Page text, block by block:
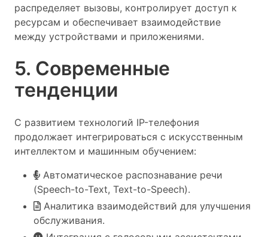
распределяет вызовы, контролирует доступ к
ресурсам и обеспечивает взаимодействие
между устройствами и приложениями.
5. Современные
тенденции
С развитием технологий IP-телефония
продолжает интегрироваться с искусственным
интеллектом и машинным обучением:
Автоматическое распознавание речи
(Speech-to-Text, Text-to-Speech).
Аналитика взаимодействий для улучшения
обслуживания.